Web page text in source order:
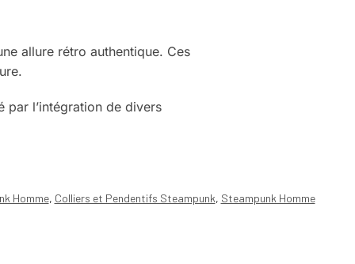
allure rétro authentique. Ces
par l’intégration de divers
Homme, Colliers et Pendentifs Steampunk, Steampunk Homme